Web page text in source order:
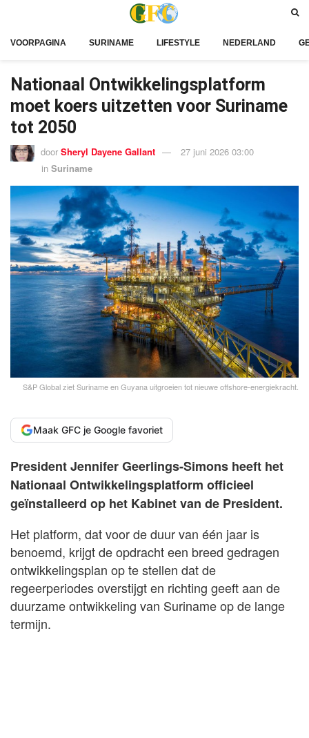
VOORPAGINA SURINAME LIFESTYLE NEDERLAND
Nationaal Ontwikkelingsplatform
moet koers uitzetten voor Suriname
tot 2050
door Sheryl Dayene Gallant
27 juni 2026 03:00
in Suriname
S&P Global ziet Suriname en Guyana uitgroeien tot nieuwe offshore-energiekracht.
Maak GFC je Google favoriet
President Jennifer Geerlings-Simons heeft het
Nationaal Ontwikkelingsplatform officieel
geïnstalleerd op het Kabinet van de President.
Het platform, dat voor de duur van één jaar is
benoemd, krijgt de opdracht een breed gedragen
ontwikkelingsplan op te stellen dat de
regeerperiodes overstijgt en richting geeft aan de
duurzame ontwikkeling van Suriname op de lange
termijn.